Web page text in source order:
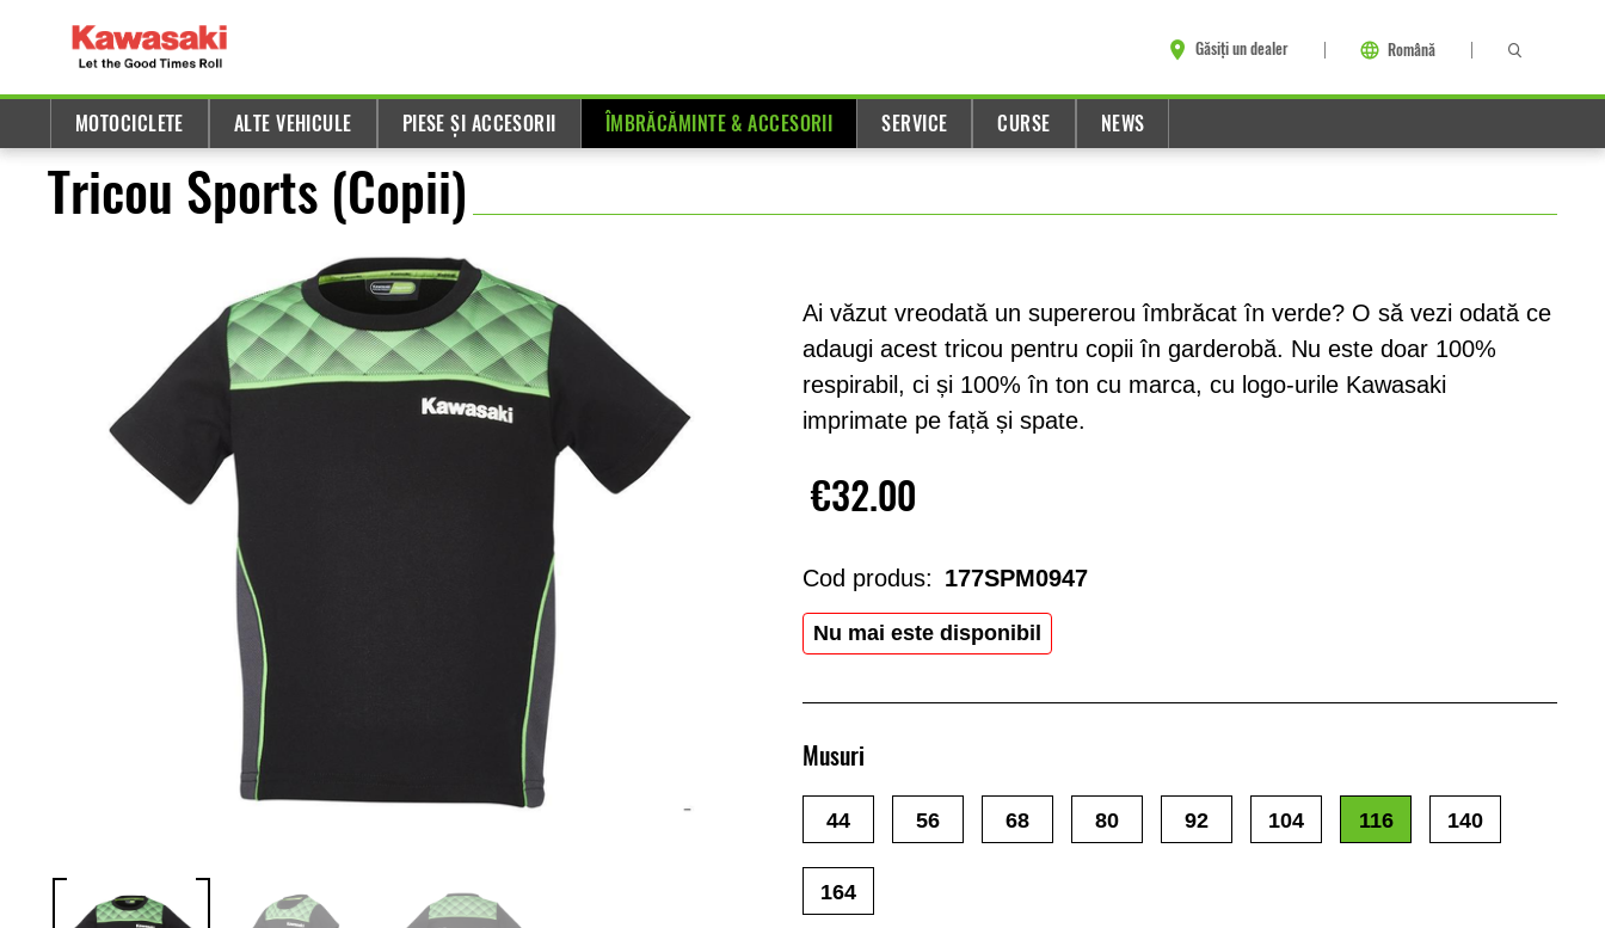
Găsiți un dealer Română
MOTOCICLETE ALTE VEHICULE PIESE ȘI ACCESORII ÎMBRĂCĂMINTE & ACCESORII SERVICE CURSE NEWS
Tricou Sports (Copii)
Ai văzut vreodată un supererou îmbrăcat în verde? O să vezi odată ce
adaugi acest tricou pentru copii în garderobă. Nu este doar 100%
respirabil, ci și 100% în ton cu marca, cu logo-urile Kawasaki
imprimate pe față și spate.
€32.00
Nu mai este disponibil
Musuri
44 56 68 80 92 104 116 140
164
Cod produs: 177SPM0947